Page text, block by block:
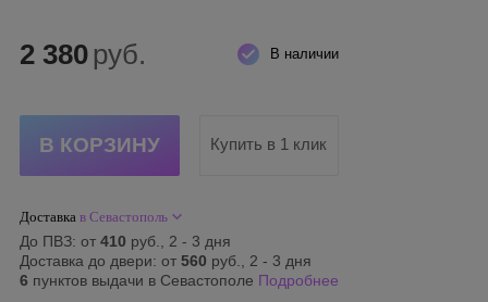
В наличии
2 380 руб.
Купить в 1 клик
Доставка в Севастополь
До ПВЗ: от 410 руб., 2 - 3 дня
Доставка до двери: от 560 руб., 2 - 3 дня
6 пунктов выдачи в Севастополе Подробнее